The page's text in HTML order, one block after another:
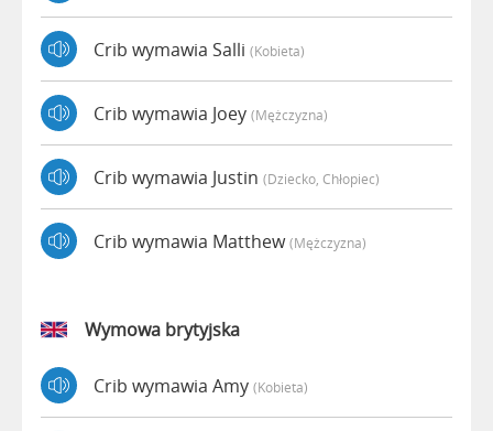
Crib wymawia Salli (kobieta)
Crib wymawia Joey (mężczyzna)
Crib wymawia Justin (dziecko, Chłopiec)
Crib wymawia Matthew(mężczyzna)
Wymowa brytyjska
Crib wymawia Amy (kobieta)